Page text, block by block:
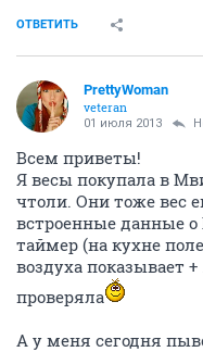
ОТВЕТИТЬ
PrettyWoman
veteran
01 июля 2013
Всем приветы!
Я весы покупала в
чтоли. Они тоже вес
встроенные данные
таймер (на кухне
воздуха показывает
проверяла
А у меня сегодня